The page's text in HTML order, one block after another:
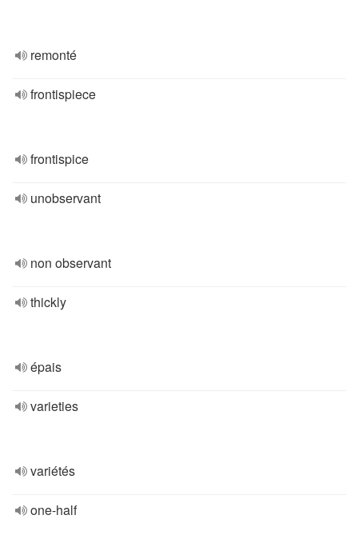
remonté
frontispiece
frontispice
unobservant
non observant
thickly
épais
varieties
variétés
one-half